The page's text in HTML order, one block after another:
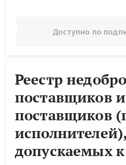
Доступно по
Реестр
поставщиков
поставщиков
допускаемых